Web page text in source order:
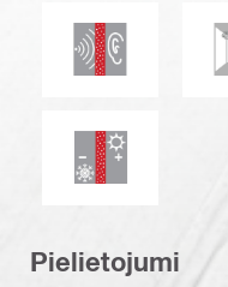
Skaņas izolācija
Termoizolācija
Pielietojumi